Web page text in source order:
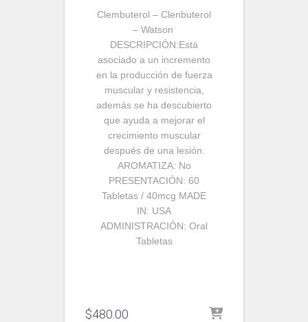
Clembuterol – Clenbuterol
– Watson
DESCRIPCIÓN:Está
asociado a un incremento
en la producción de fuerza
muscular y resistencia,
además se ha descubierto
que ayuda a mejorar el
crecimiento muscular
después de una lesión.
AROMATIZA: No
PRESENTACIÓN: 60
Tabletas / 40mcg MADE
IN: USA
ADMINISTRACIÓN: Oral
Tabletas
$480.00